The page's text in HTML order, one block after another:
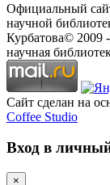
Официальный
научной
Курбатова© 2009 -
научная
Сайт сделан на
Coffee Studio
Вход в
×